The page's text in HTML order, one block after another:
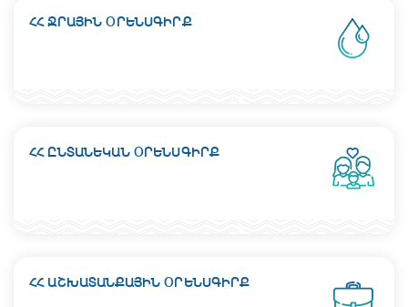
ՀՀ ՋՐԱՅԻՆ ՕՐԵՆՍԳԻՐՔ
ՀՀ ԸՆՏԱՆԵԿԱՆ ՕՐԵՆՍԳԻՐՔ
ՀՀ ԱՇԽԱՏԱՆՔԱՅԻՆ ՕՐԵՆՍԳԻՐՔ